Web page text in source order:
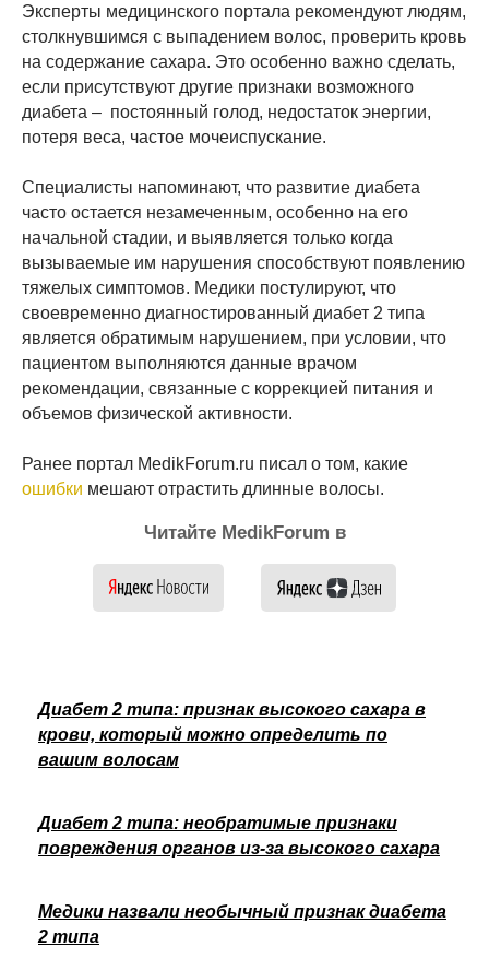
Эксперты медицинского портала рекомендуют людям,
столкнувшимся с выпадением волос, проверить кровь
на содержание сахара. Это особенно важно сделать,
если присутствуют другие признаки возможного
диабета – постоянный голод, недостаток энергии,
потеря веса, частое мочеиспускание.
Специалисты напоминают, что развитие диабета
часто остается незамеченным, особенно на его
начальной стадии, и выявляется только когда
вызываемые им нарушения способствуют появлению
тяжелых симптомов. Медики постулируют, что
своевременно диагностированный диабет 2 типа
является обратимым нарушением, при условии, что
пациентом выполняются данные врачом
рекомендации, связанные с коррекцией питания и
объемов физической активности.
Ранее портал MedikForum.ru писал о том, какие
ошибки мешают отрастить длинные волосы.
Читайте MedikForum в
Диабет 2 типа: признак высокого сахара в
крови, который можно определить по
вашим волосам
Диабет 2 типа: необратимые признаки
повреждения органов из-за высокого сахара
Медики назвали необычный признак диабета
2 типа